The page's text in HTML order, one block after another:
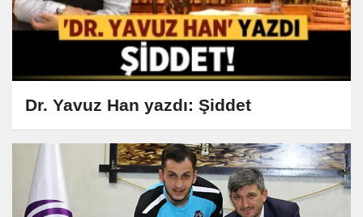
Dr. Yavuz Han yazdı: Şiddet